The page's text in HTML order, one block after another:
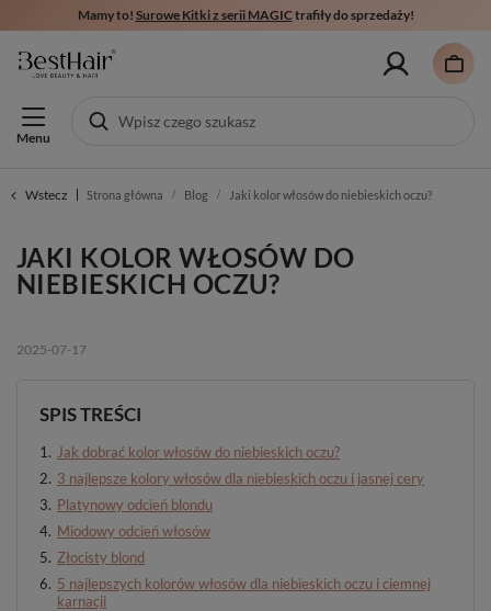
Mamy to! Surowe Kitki z serii MAGICtrafiły do sprzedaży!
Menu
Wstecz Strona główna Blog Jaki kolor włosów do niebieskich oczu?
JAKI KOLOR WŁOSÓW DO
NIEBIESKICH OCZU?
2025-07-17
SPIS TREŚCI
Jak dobrać kolor włosów do niebieskich oczu?
3 najlepsze kolory włosów dla niebieskich oczu i jasnej cery
Platynowy odcień blondu
Miodowy odcień włosów
Złocisty blond
5 najlepszych kolorów włosów dla niebieskich oczu i ciemnej
karnacji